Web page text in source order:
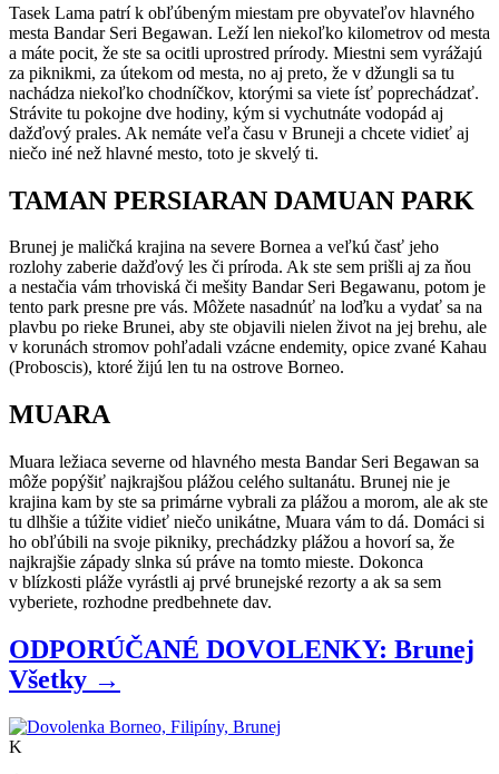
Tasek Lama patrí k obľúbeným miestam pre obyvateľov hlavného
mesta Bandar Seri Begawan. Leží len niekoľko kilometrov od mesta
a máte pocit, že ste sa ocitli uprostred prírody. Miestni sem vyrážajú
za piknikmi, za útekom od mesta, no aj preto, že v džungli sa tu
nachádza niekoľko chodníčkov, ktorými sa viete ísť poprechádzať.
Strávite tu pokojne dve hodiny, kým si vychutnáte vodopád aj
dažďový prales. Ak nemáte veľa času v Bruneji a chcete vidieť aj
niečo iné než hlavné mesto, toto je skvelý ti.
TAMAN PERSIARAN DAMUAN PARK
Brunej je maličká krajina na severe Bornea a veľkú časť jeho
rozlohy zaberie dažďový les či príroda. Ak ste sem prišli aj za ňou
a nestačia vám trhoviská či mešity Bandar Seri Begawanu, potom je
tento park presne pre vás. Môžete nasadnúť na loďku a vydať sa na
plavbu po rieke Brunei, aby ste objavili nielen život na jej brehu, ale
v korunách stromov pohľadali vzácne endemity, opice zvané Kahau
(Proboscis), ktoré žijú len tu na ostrove Borneo.
MUARA
Muara ležiaca severne od hlavného mesta Bandar Seri Begawan sa
môže popýšiť najkrajšou plážou celého sultanátu. Brunej nie je
krajina kam by ste sa primárne vybrali za plážou a morom, ale ak ste
tu dlhšie a túžite vidieť niečo unikátne, Muara vám to dá. Domáci si
ho obľúbili na svoje pikniky, prechádzky plážou a hovorí sa, že
najkrajšie západy slnka sú práve na tomto mieste. Dokonca
v blízkosti pláže vyrástli aj prvé brunejské rezorty a ak sa sem
vyberiete, rozhodne predbehnete dav.
ODPORÚČANÉ DOVOLENKY: Brunej
Všetky →
K